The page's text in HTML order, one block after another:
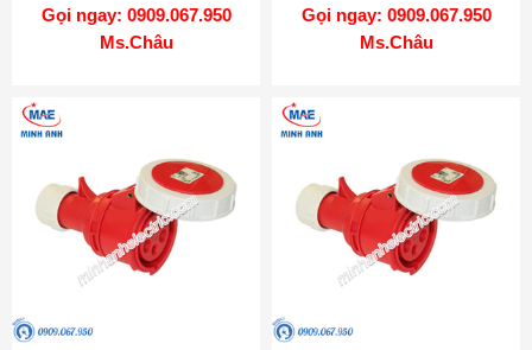
Gọi ngay: 0909.067.950
Ms.Châu
Gọi ngay: 0909.067.950
Ms.Châu